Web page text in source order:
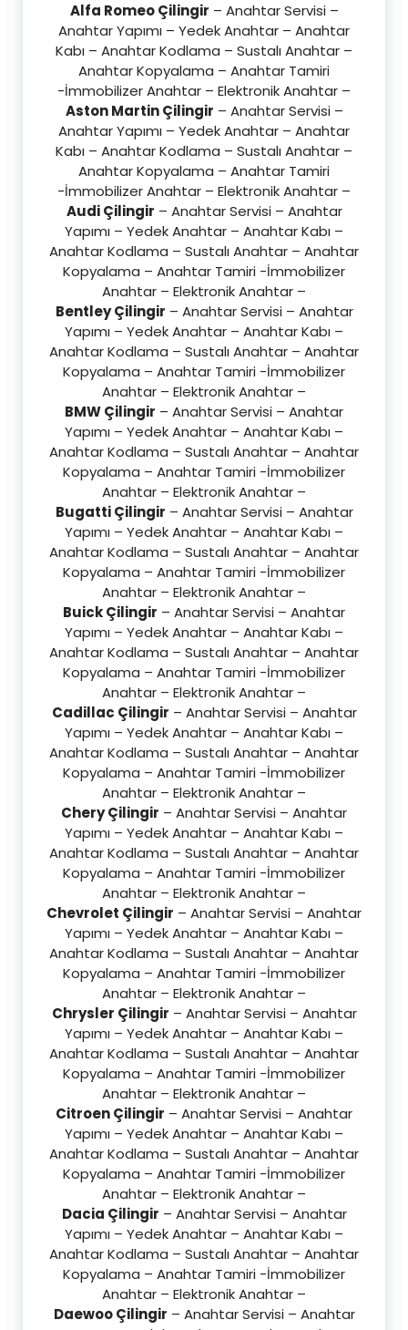
Alfa Romeo Çilingir – Anahtar Servisi –
Anahtar Yapımı – Yedek Anahtar – Anahtar
Kabı – Anahtar Kodlama – Sustalı Anahtar –
Anahtar Kopyalama – Anahtar Tamiri
-İmmobilizer Anahtar – Elektronik Anahtar –
Aston Martin Çilingir – Anahtar Servisi –
Anahtar Yapımı – Yedek Anahtar – Anahtar
Kabı – Anahtar Kodlama – Sustalı Anahtar –
Anahtar Kopyalama – Anahtar Tamiri
-İmmobilizer Anahtar – Elektronik Anahtar –
Audi Çilingir – Anahtar Servisi – Anahtar
Yapımı – Yedek Anahtar – Anahtar Kabı –
Anahtar Kodlama – Sustalı Anahtar – Anahtar
Kopyalama – Anahtar Tamiri -İmmobilizer
Anahtar – Elektronik Anahtar –
Bentley Çilingir – Anahtar Servisi – Anahtar
Yapımı – Yedek Anahtar – Anahtar Kabı –
Anahtar Kodlama – Sustalı Anahtar – Anahtar
Kopyalama – Anahtar Tamiri -İmmobilizer
Anahtar – Elektronik Anahtar –
BMW Çilingir – Anahtar Servisi – Anahtar
Yapımı – Yedek Anahtar – Anahtar Kabı –
Anahtar Kodlama – Sustalı Anahtar – Anahtar
Kopyalama – Anahtar Tamiri -İmmobilizer
Anahtar – Elektronik Anahtar –
Bugatti Çilingir – Anahtar Servisi – Anahtar
Yapımı – Yedek Anahtar – Anahtar Kabı –
Anahtar Kodlama – Sustalı Anahtar – Anahtar
Kopyalama – Anahtar Tamiri -İmmobilizer
Anahtar – Elektronik Anahtar –
Buick Çilingir – Anahtar Servisi – Anahtar
Yapımı – Yedek Anahtar – Anahtar Kabı –
Anahtar Kodlama – Sustalı Anahtar – Anahtar
Kopyalama – Anahtar Tamiri -İmmobilizer
Anahtar – Elektronik Anahtar –
Cadillac Çilingir – Anahtar Servisi – Anahtar
Yapımı – Yedek Anahtar – Anahtar Kabı –
Anahtar Kodlama – Sustalı Anahtar – Anahtar
Kopyalama – Anahtar Tamiri -İmmobilizer
Anahtar – Elektronik Anahtar –
Chery Çilingir – Anahtar Servisi – Anahtar
Yapımı – Yedek Anahtar – Anahtar Kabı –
Anahtar Kodlama – Sustalı Anahtar – Anahtar
Kopyalama – Anahtar Tamiri -İmmobilizer
Anahtar – Elektronik Anahtar –
Chevrolet Çilingir – Anahtar Servisi – Anahtar
Yapımı – Yedek Anahtar – Anahtar Kabı –
Anahtar Kodlama – Sustalı Anahtar – Anahtar
Kopyalama – Anahtar Tamiri -İmmobilizer
Anahtar – Elektronik Anahtar –
Chrysler Çilingir – Anahtar Servisi – Anahtar
Yapımı – Yedek Anahtar – Anahtar Kabı –
Anahtar Kodlama – Sustalı Anahtar – Anahtar
Kopyalama – Anahtar Tamiri -İmmobilizer
Anahtar – Elektronik Anahtar –
Citroen Çilingir – Anahtar Servisi – Anahtar
Yapımı – Yedek Anahtar – Anahtar Kabı –
Anahtar Kodlama – Sustalı Anahtar – Anahtar
Kopyalama – Anahtar Tamiri -İmmobilizer
Anahtar – Elektronik Anahtar –
Dacia Çilingir – Anahtar Servisi – Anahtar
Yapımı – Yedek Anahtar – Anahtar Kabı –
Anahtar Kodlama – Sustalı Anahtar – Anahtar
Kopyalama – Anahtar Tamiri -İmmobilizer
Anahtar – Elektronik Anahtar –
Daewoo Çilingir – Anahtar Servisi – Anahtar